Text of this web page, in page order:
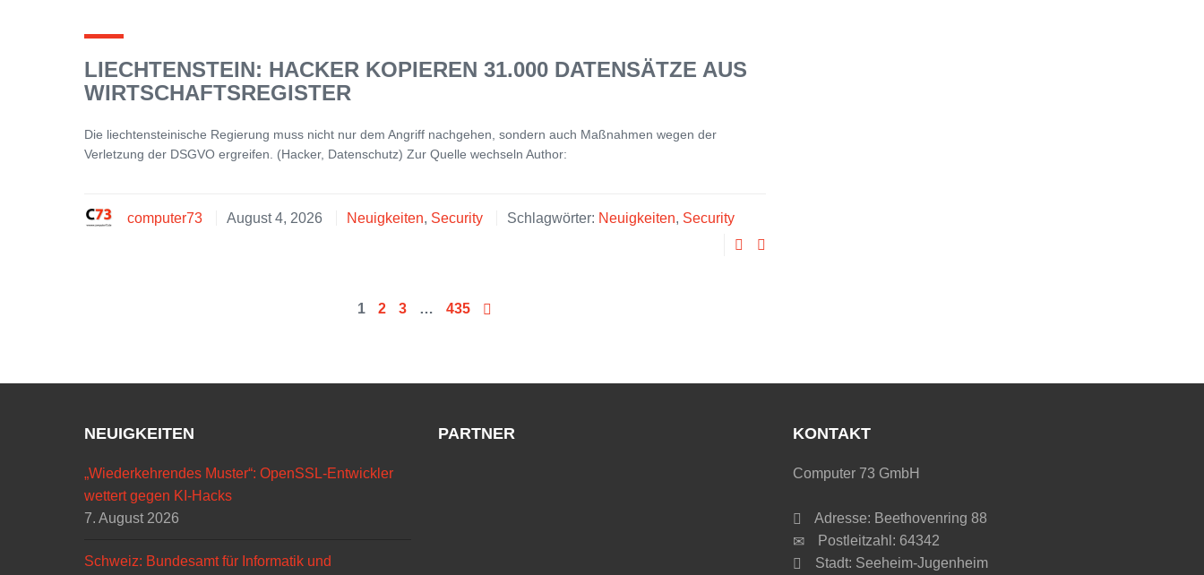
LIECHTENSTEIN: HACKER KOPIEREN 31.000 DATENSÄTZE AUS
WIRTSCHAFTSREGISTER
Die liechtensteinische Regierung muss nicht nur dem Angriff nachgehen, sondern auch Maßnahmen wegen der
Verletzung der DSGVO ergreifen. (Hacker, Datenschutz) Zur Quelle wechseln Author:
computer73 August 4, 2026 Neuigkeiten, Security Schlagwörter: Neuigkeiten, Security
1 2 3 … 435
NEUIGKEITEN
„Wiederkehrendes Muster“: OpenSSL-Entwickler
wettert gegen KI-Hacks
7. August 2026
Schweiz: Bundesamt für Informatik und
PARTNER KONTAKT
Computer 73 GmbH
Adresse: Beethovenring 88
Postleitzahl: 64342
Stadt: Seeheim-Jugenheim